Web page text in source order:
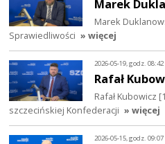
Marek
Marek
Sprawiedliwości » więcej
2026-05-19, godz. 08:42
Rafał
Rafał Kubowicz
szczecińskiej Konfederacji » więcej
2026-05-15, godz. 09:07